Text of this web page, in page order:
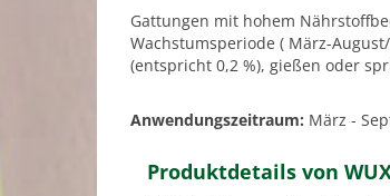
Gattungen mit hohem
Wachstumsperiode ( März-
(entspricht 0,2 %), gießen oder
Anwendungszeitraum: März -
Produktdetails von